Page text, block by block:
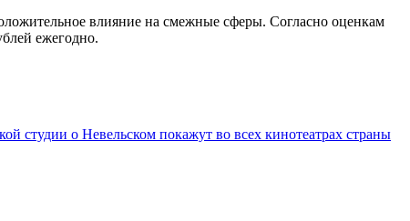
влияние на смежные сферы. Согласно оценкам
ежегодно.
студии о Невельском покажут во всех кинотеатрах страны